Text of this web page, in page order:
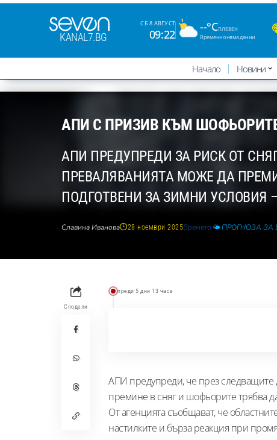
KANAL7.BG
СБ 8 АВГУСТ
09:22
--°CПЛЕВЕН
Временно няма данни
Начало Новини
АПИ С ПРИЗИВ КЪМ
АПИ ПРЕДУПРЕДИ ЗА РИСК ОТ
ПРЕВАЛЯВАНИЯТА МОЖЕ ДА
ПОДГОТВЕНИ ЗА ЗИМНИ УСЛОВИЯ
Славина Иванова 28 ноември 2025Времето🌤️ ПРОГНОЗА ЗА
Сподели
преди 5 дни 13 часа
АПИ предупреди, че през
премине в сняг и шофьорите трябва
От агенцията съобщават, че
настилките и бърза реакция при